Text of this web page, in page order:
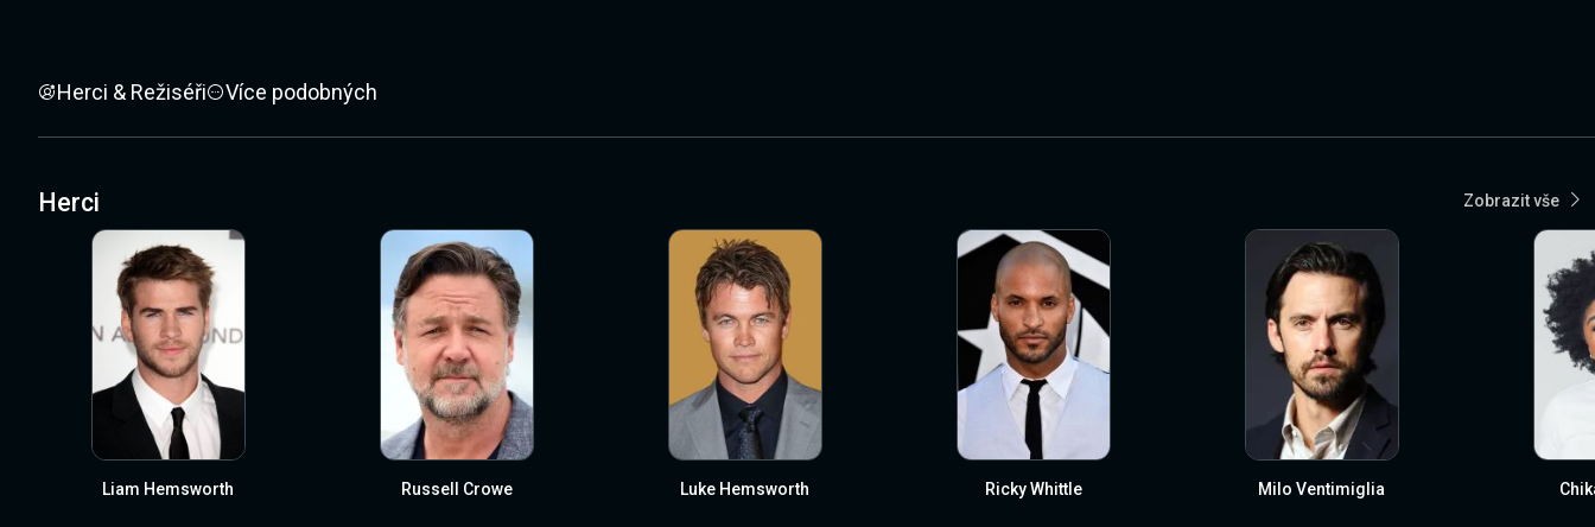
Herci & Režiséři Více podobných
Herci Zobrazit vše
Liam Hemsworth Russell Crowe Luke Hemsworth Ricky Whittle Milo Ventimiglia